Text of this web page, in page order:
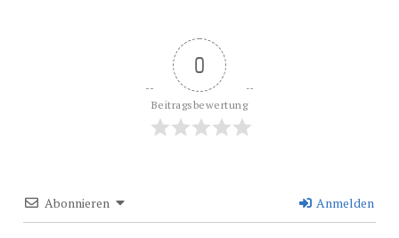
0
Beitragsbewertung
Abonnieren Anmelden